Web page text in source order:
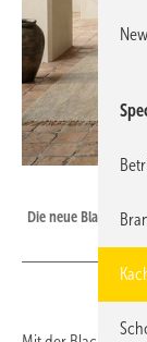
Die neue Blackbox